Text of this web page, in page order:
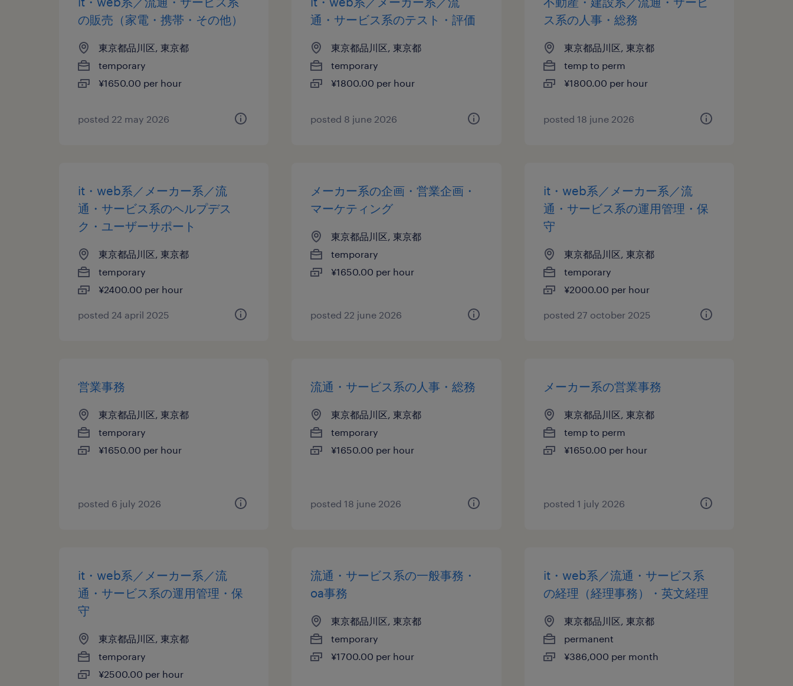
の販売（家電・携帯・その他）
東京都品川区, 東京都
temporary
¥1650.00 per hour
posted 22 may 2026
通・サービス系のテスト・評価
東京都品川区, 東京都
temporary
¥1800.00 per hour
posted 8 june 2026
ス系の人事・総務
東京都品川区, 東京都
temp to perm
¥1800.00 per hour
posted 18 june 2026
it・web系／メーカー系／流
通・サービス系のヘルプデス
ク・ユーザーサポート
東京都品川区, 東京都
temporary
¥2400.00 per hour
posted 24 april 2025
メーカー系の企画・営業企画・
マーケティング
東京都品川区, 東京都
temporary
¥1650.00 per hour
posted 22 june 2026
it・web系／メーカー系／流
通・サービス系の運用管理・保
守
東京都品川区, 東京都
temporary
¥2000.00 per hour
posted 27 october 2025
営業事務
東京都品川区, 東京都
temporary
¥1650.00 per hour
posted 6 july 2026
流通・サービス系の人事・総務
東京都品川区, 東京都
temporary
¥1650.00 per hour
posted 18 june 2026
メーカー系の営業事務
東京都品川区, 東京都
temp to perm
¥1650.00 per hour
posted 1 july 2026
it・web系／メーカー系／流
通・サービス系の運用管理・保
守
東京都品川区, 東京都
temporary
¥2500.00 per hour
流通・サービス系の一般事務・
oa事務
東京都品川区, 東京都
temporary
¥1700.00 per hour
it・web系／流通・サービス系
の経理（経理事務）・英文経理
東京都品川区, 東京都
permanent
¥386,000 per month